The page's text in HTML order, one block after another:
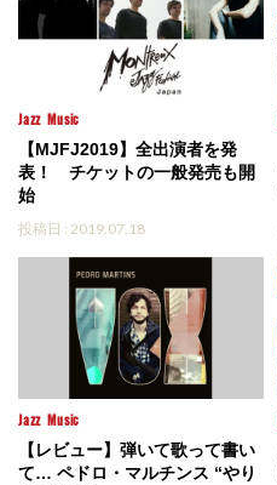
Jazz Music
【MJFJ2019】全出演者を発
表！ チケットの一般発売も開
始
投稿日 : 2019.07.18
Jazz Music
【レビュー】弾いて歌って書い
て… ペドロ・マルチンス “やり